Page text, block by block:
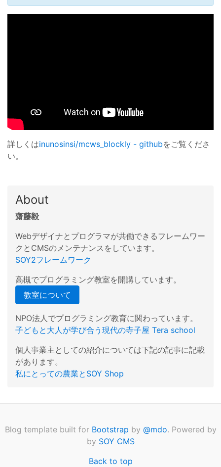
詳しくはinunosinsi/mcws_blockly - githubをご覧くださ
い。
About
齋藤毅
Webデザイナとプログラマが共働できるフレームワー
クとCMSのメンテナンスをしています。
SOY2フレームワーク
高槻でプログラミング教室を開講しています。
教室について
NPO法人でプログラミング教育に関わっています。
子どもと大人が学び合う現代の寺子屋 Tera school
個人事業主としての紹介については下記の記事に記載
があります。
私にとっての農業とSOY Shop
Blog template built for Bootstrap by @mdo. Powered by
by SOY CMS
Back to top